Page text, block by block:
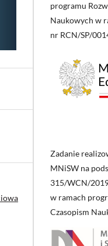
programu
Naukowych w
nr RCN/SP/
Zadanie
MNiSW na
315/WCN/
w ramach
Czasopism